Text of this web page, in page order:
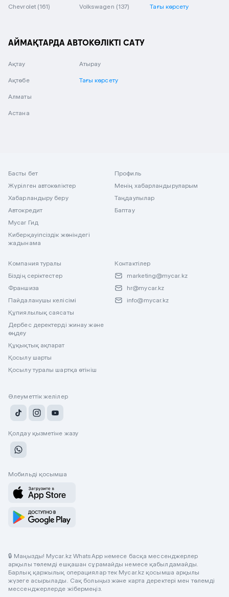
Chevrolet (161) Volkswagen (137) Тағы көрсету
АЙМАҚТАРДА АВТОКӨЛІКТІ САТУ
Ақтау
Ақтөбе
Алматы
Астана
Атырау
Тағы көрсету
Басты бет
Жүрілген автокөліктер
Хабарландыру беру
Автокредит
Mycar Гид
Киберқауіпсіздік жөніндегі
жадынама
Профиль
Менің хабарландыруларым
Таңдаулылар
Баптау
Компания туралы
Біздің серіктестер
Франшиза
Пайдаланушы келісімі
Құпиялылық саясаты
Дербес деректерді жинау және
өңдеу
Құқықтық ақпарат
Қосылу шарты
Қосылу туралы шартқа өтініш
Контактілер
marketing@mycar.kz
hr@mycar.kz
info@mycar.kz
Әлеуметтік желілер
Қолдау қызметіне жазу
Мобильді қосымша
🔒 Маңызды! Mycar.kz WhatsApp немесе басқа мессенджерлер
арқылы төлемді ешқашан сұрамайды немесе қабылдамайды.
Барлық қаржылық операциялар тек Mycar.kz қосымша арқылы
жүзеге асырылады. Сақ болыңыз және карта деректері мен төлемді
мессенджерлерде жібермеңіз.